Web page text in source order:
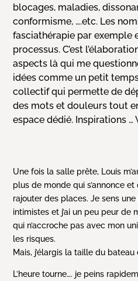
blocages, maladies,
conformisme, ….etc. Les
fasciathérapie par exemple
processus. C’est
aspects là qui me
idées comme un petit
collectif qui permette de
des mots et douleurs tout
espace dédié. Inspirations …
Une fois la salle prête, Louis
plus de monde qui s’annonce
rajouter des places. Je sens une
intimistes et j’ai un peu peur
qui n’accroche pas avec mon
les risques.
Mais, j’élargis la taille du
L’heure tourne…. je peins